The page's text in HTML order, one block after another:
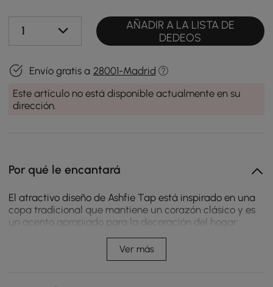
1
AÑADIR A LA LISTA DE
DEDEOS
Envío gratis a 28001-Madrid
Este artículo no está disponible actualmente en su
dirección.
Por qué le encantará
El atractivo diseño de Ashfie Tap está inspirado en una
copa tradicional que mantiene un corazón clásico y es
un acento apropiado para la decoración del hogar
elegante grifo para encimera de baño. Con una boquilla
de cascada de canal abierto, muestra la belleza natural
Ver más